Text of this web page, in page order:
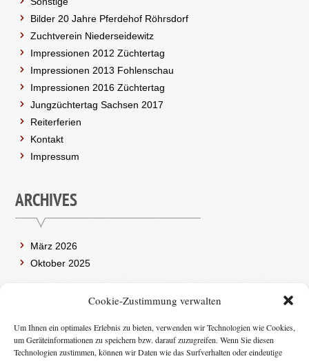
Cookie-Zustimmung verwalten
Um Ihnen ein optimales Erlebnis zu bieten, verwenden wir Technologien wie Cookies,
um Geräteinformationen zu speichern bzw. darauf zuzugreifen. Wenn Sie diesen
Technologien zustimmen, können wir Daten wie das Surfverhalten oder eindeutige
Bilder 20 Jahre Pferdehof Röhrsdorf
Zuchtverein Niederseidewitz
Impressionen 2012 Züchtertag
Impressionen 2013 Fohlenschau
Impressionen 2016 Züchtertag
Jungzüchtertag Sachsen 2017
Reiterferien
Kontakt
Impressum
ARCHIVES
März 2026
Oktober 2025
CATEGORIES
ALLGEMEIN (2)